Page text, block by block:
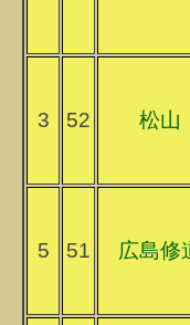
3 52 松山
5 51 広島修